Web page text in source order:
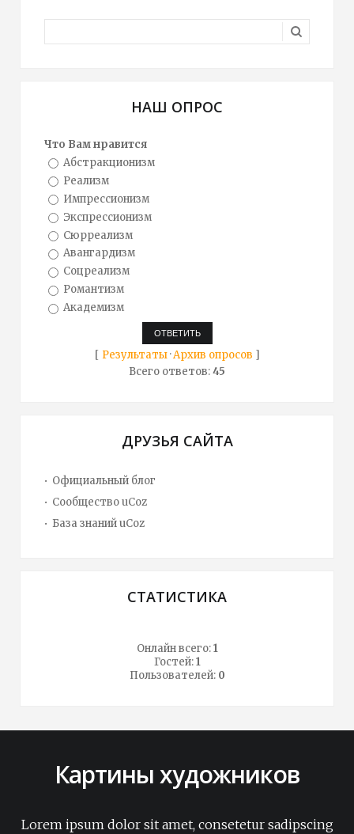
НАШ ОПРОС
Что Вам нравится
Абстракционизм
Реализм
Импрессионизм
Экспрессионизм
Сюрреализм
Авангардизм
Соцреализм
Романтизм
Академизм
[ Результаты·Архив опросов ]
Всего ответов:45
ДРУЗЬЯ САЙТА
Официальный блог
Сообщество uCoz
База знаний uCoz
СТАТИСТИКА
Онлайн всего:1
Гостей:1
Пользователей: 0
Картины художников
Lorem ipsum dolor sit amet, consetetur sadipscing